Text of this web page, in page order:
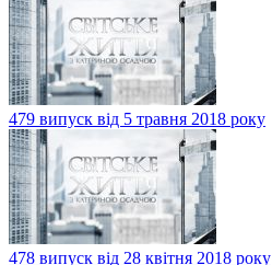
479 випуск від 5 травня 2018 року
478 випуск від 28 квітня 2018 року